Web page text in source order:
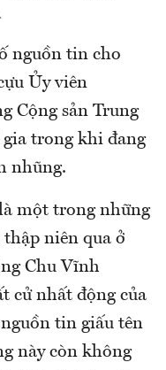
nguồn tin cho
Ủy viên
Cộng sản Trung
trong khi đang
nhũng.
một trong những
niên qua ở
Chu Vĩnh
cử nhất động của
tin giấu tên
này còn không